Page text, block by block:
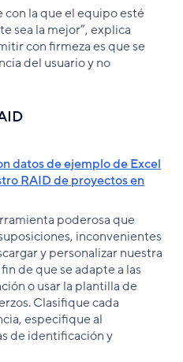
la que el equipo esté
sea la mejor”, explica
con firmeza es que se
del usuario y no
datos de ejemplo de Excel
RAID de proyectos en
poderosa que
inconvenientes
y personalizar nuestra
de que se adapte a las
o usar la plantilla de
Clasifique cada
especifique al
de identificación y